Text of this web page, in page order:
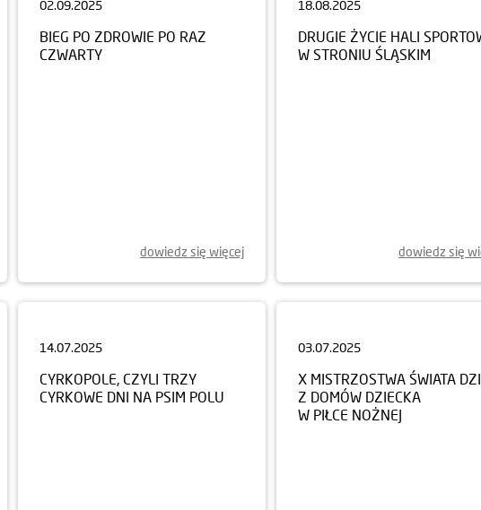
BIEG PO ZDROWIE PO RAZ
CZWARTY
dowiedz się więcej
DRUGIE ŻYCIE HALI
W STRONIU ŚLĄSKIM
dowiedz się
CYRKOPOLE, CZYLI TRZY
CYRKOWE DNI NA PSIM POLU
X MISTRZOSTWA ŚWIATA
Z DOMÓW DZIECKA
W PIŁCE NOŻNEJ